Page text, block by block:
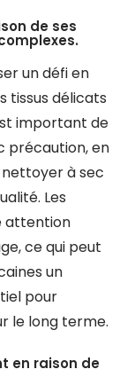
de ses
un défi en
tissus délicats
important de
précaution, en
à sec
Les
attention
ce qui peut
un
pour
le long terme.
en raison de